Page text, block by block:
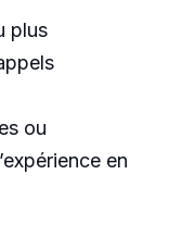
plus
ou
en